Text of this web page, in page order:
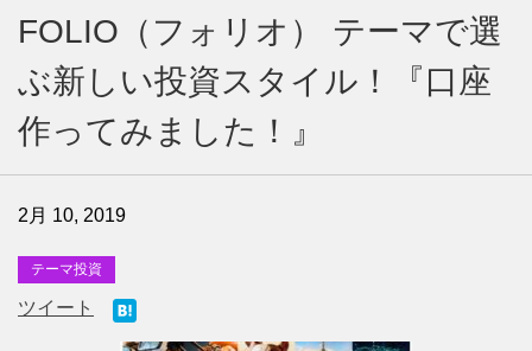
FOLIO（フォリオ） テーマで選
ぶ新しい投資スタイル！『口座
作ってみました！』
2月 10, 2019
テーマ投資
ツイート